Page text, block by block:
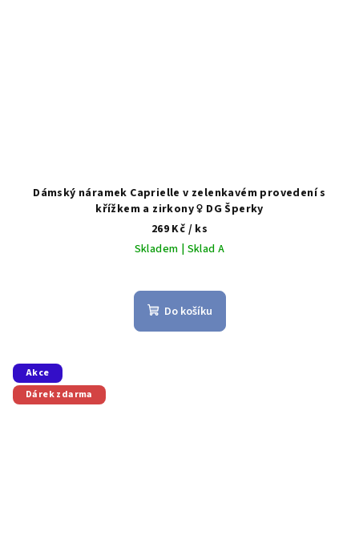
Dámský náramek Caprielle v zelenkavém provedení s
křížkem a zirkony ♀️ DG Šperky
269 Kč / ks
Skladem | Sklad A
Do košíku
Akce
Dárek zdarma